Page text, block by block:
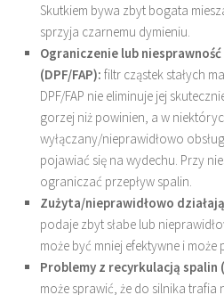
Skutkiem bywa zbyt bogata
sprzyja czarnemu dymieniu.
Ograniczenie lub
(DPF/FAP): filtr cząstek stałych
DPF/FAP nie eliminuje jej
gorzej niż powinien, a w
wyłączany/nieprawidłowo
pojawiać się na wydechu. Przy
ograniczać przepływ spalin.
Zużyta/nieprawidłowo
podaje zbyt słabe lub
może być mniej efektywne i może
Problemy z recyrkulacją spalin
może sprawić, że do silnika trafia